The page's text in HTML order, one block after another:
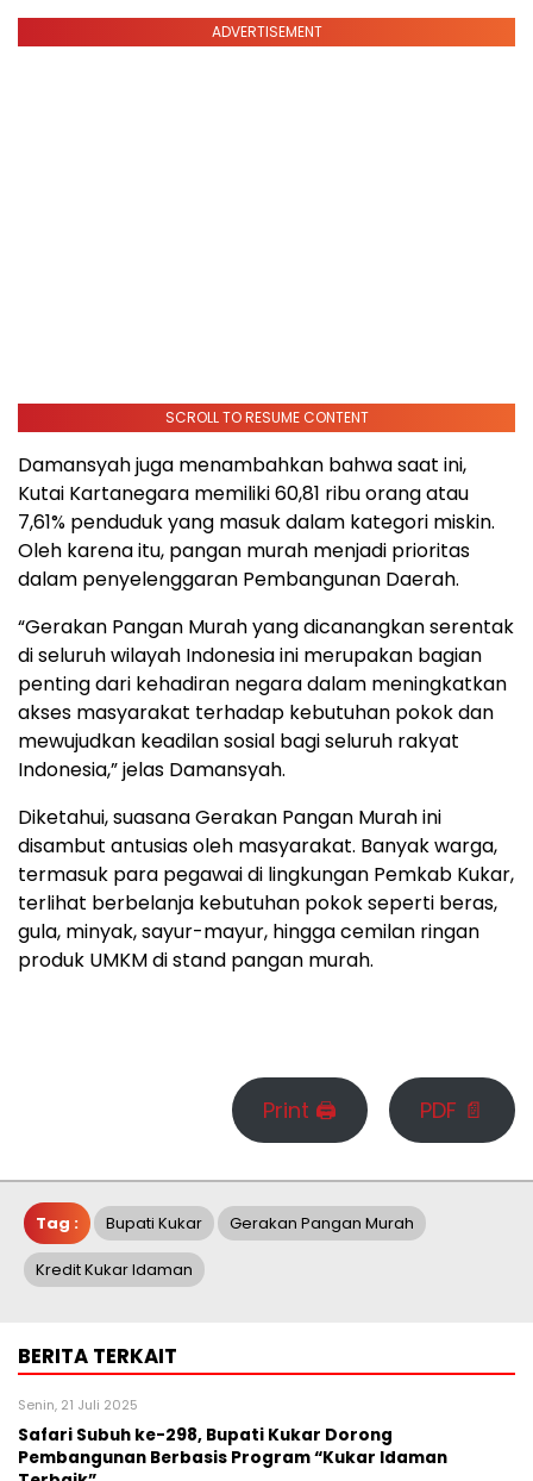
ADVERTISEMENT
SCROLL TO RESUME CONTENT
Damansyah juga menambahkan bahwa saat ini,
Kutai Kartanegara memiliki 60,81 ribu orang atau
7,61% penduduk yang masuk dalam kategori miskin.
Oleh karena itu, pangan murah menjadi prioritas
dalam penyelenggaran Pembangunan Daerah.
“Gerakan Pangan Murah yang dicanangkan serentak
di seluruh wilayah Indonesia ini merupakan bagian
penting dari kehadiran negara dalam meningkatkan
akses masyarakat terhadap kebutuhan pokok dan
mewujudkan keadilan sosial bagi seluruh rakyat
Indonesia,” jelas Damansyah.
Diketahui, suasana Gerakan Pangan Murah ini
disambut antusias oleh masyarakat. Banyak warga,
termasuk para pegawai di lingkungan Pemkab Kukar,
terlihat berbelanja kebutuhan pokok seperti beras,
gula, minyak, sayur-mayur, hingga cemilan ringan
produk UMKM di stand pangan murah.
Print 🖨 PDF 📄
Tag : Bupati Kukar Gerakan Pangan Murah
Kredit Kukar Idaman
BERITA TERKAIT
Senin, 21 Juli 2025
Safari Subuh ke-298, Bupati Kukar Dorong
Pembangunan Berbasis Program “Kukar Idaman